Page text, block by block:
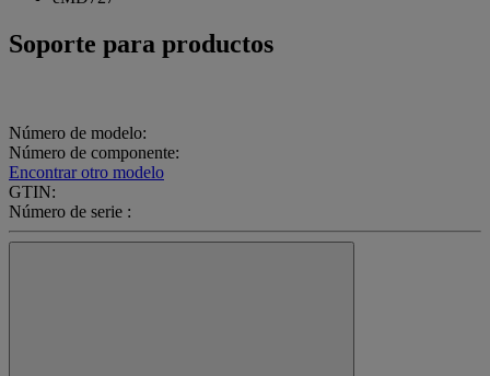
Soporte para productos
Número de modelo:
Número de componente:
Encontrar otro modelo
GTIN:
Número de serie :